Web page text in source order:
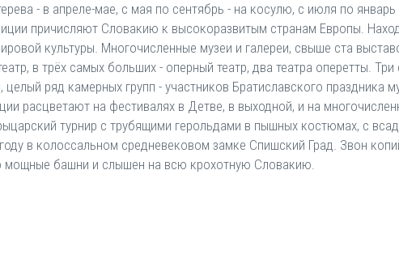
- в апреле-мае, с мая по сентябрь - на косулю, с июля по
причисляют Словакию к высокоразвитым странам Европы.
культуры. Многочисленные музеи и галереи, свыше ста
в трёх самых больших - оперный театр, два театра оперетты.
ряд камерных групп - участников Братиславского праздника
расцветают на фестивалях в Детве, в выходной, и на
турнир с трубящими герольдами в пышных костюмах, с
в колоссальном средневековом замке Спишский Град. Звон
мощные башни и слышен на всю крохотную Словакию.